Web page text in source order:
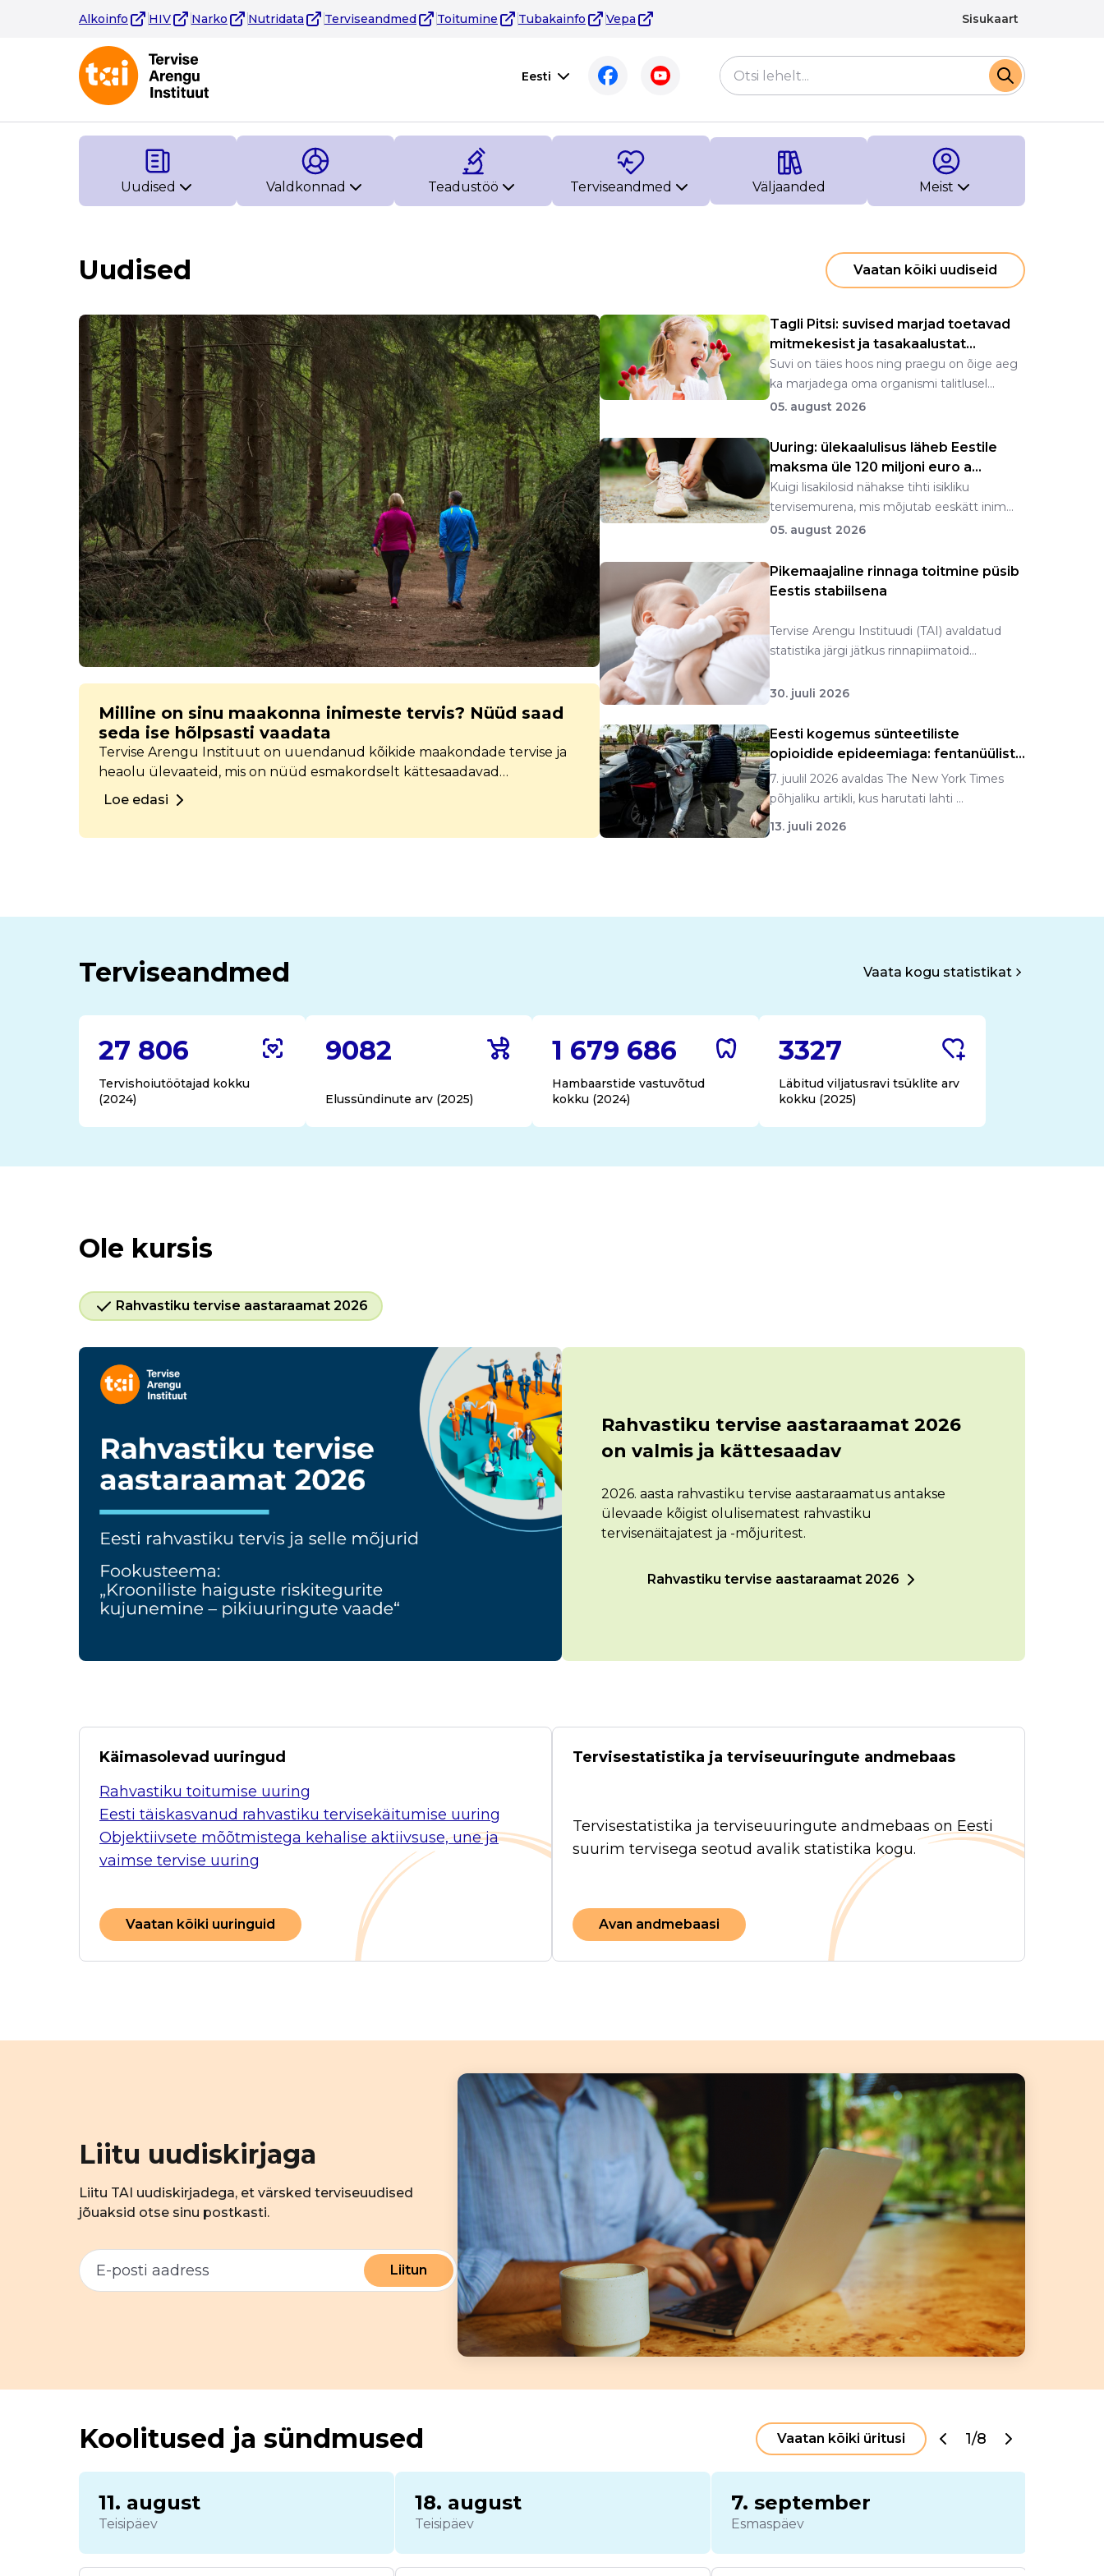
Alkoinfo HIV Narko Nutridata Terviseandmed Toitumine Tubakainfo Vepa Sisukaart
Eesti
Uudised Valdkonnad Teadustöö Terviseandmed Väljaanded Meist
Uudised Vaatan kõiki uudiseid
Milline on sinu maakonna inimeste tervis? Nüüd saad
seda ise hõlpsasti vaadata
Tervise Arengu Instituut on uuendanud kõikide maakondade tervise ja
heaolu ülevaateid, mis on nüüd esmakordselt kättesaadavad
interaktiivsete andmelaudadena. Iga maakonna ülevaates on koondatud
Loe edasi
Tagli Pitsi: suvised marjad toetavad
mitmekesist ja tasakaalustat...
Suvi on täies hoos ning praegu on õige aeg
ka marjadega oma organismi talitlusel...
05. august 2026
Uuring: ülekaalulisus läheb Eestile
maksma üle 120 miljoni euro a...
Kuigi lisakilosid nähakse tihti isikliku
tervisemurena, mis mõjutab eeskätt inim...
05. august 2026
Pikemaajaline rinnaga toitmine püsib
Eestis stabiilsena
Tervise Arengu Instituudi (TAI) avaldatud
statistika järgi jätkus rinnapiimatoid...
30. juuli 2026
Eesti kogemus sünteetiliste
opioidide epideemiaga: fentanüülist
n...
7. juulil 2026 avaldas The New York Times
põhjaliku artikli, kus harutati lahti ...
13. juuli 2026
Terviseandmed Vaata kogu statistikat
27 806
Tervishoiutöötajad kokku
(2024)
9082
Elussündinute arv (2025)
1 679 686
Hambaarstide vastuvõtud
kokku (2024)
3327
Läbitud viljatusravi tsüklite arv
kokku (2025)
Ole kursis
Rahvastiku tervise aastaraamat 2026
on valmis ja kättesaadav
2026. aasta rahvastiku tervise aastaraamatus antakse
ülevaade kõigist olulisematest rahvastiku
tervisenäitajatest ja -mõjuritest.
Rahvastiku tervise aastaraamat 2026
Rahvastiku tervise aastaraamat 2026
Käimasolevad uuringud
Rahvastiku toitumise uuring
Eesti täiskasvanud rahvastiku tervisekäitumise uuring
Objektiivsete mõõtmistega kehalise aktiivsuse, une ja
vaimse tervise uuring
Vaatan kõiki uuringuid
Tervisestatistika ja terviseuuringute andmebaas
Tervisestatistika ja terviseuuringute andmebaas on Eesti
suurim tervisega seotud avalik statistika kogu.
Avan andmebaasi
Liitu uudiskirjaga
Liitu TAI uudiskirjadega, et värsked terviseuudised
jõuaksid otse sinu postkasti.
Liitun
Koolitused ja sündmused 1/8
Vaatan kõiki üritusi
11. august
Teisipäev
18. august
Teisipäev
7. september
Esmaspäev